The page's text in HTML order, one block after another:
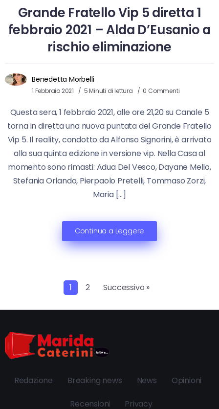
Grande Fratello Vip 5 diretta 1
febbraio 2021 – Alda D’Eusanio a
rischio eliminazione
Benedetta Morbelli
1 Febbraio 2021 5 Minuti di lettura 0 Commenti
Questa sera, 1 febbraio 2021, alle ore 21,20 su Canale 5
torna in diretta una nuova puntata del Grande Fratello
Vip 5. Il reality, condotto da Alfonso Signorini, è arrivato
alla sua quinta edizione in versione vip. Nella Casa al
momento sono rimasti: Adua Del Vesco, Dayane Mello,
Stefania Orlando, Pierpaolo Pretelli, Tommaso Zorzi,
Maria […]
Continua a Leggere
1 2 Successivo »
Redazione Breaking news News Opinioni
Recensioni Privacy